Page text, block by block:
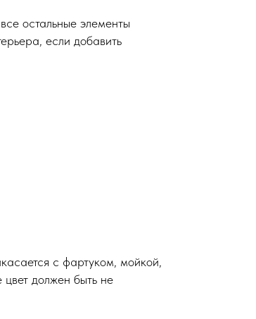
остальные элементы
если добавить
с фартуком, мойкой,
должен быть не